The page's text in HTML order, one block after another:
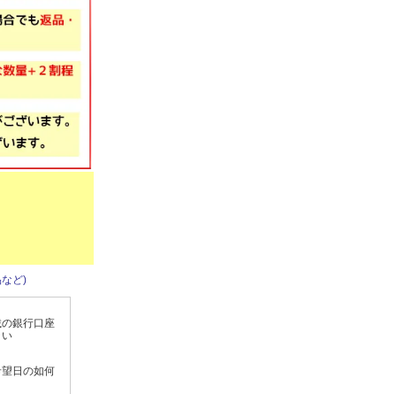
ど)
銀行口座
い
日の如何